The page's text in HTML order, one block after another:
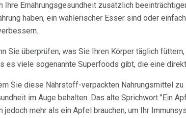
Ihre Ernährungsgesundheit zusätzlich
haben, ein wählerischer Esser sind oder
Sie überprüfen, was Sie Ihren Körper täglich
es viele sogenannte Superfoods gibt, die eine
Sie diese Nährstoff-verpackten Nahrungsmittel
im Auge behalten. Das alte Sprichwort "Ein
jedoch mehr als ein Apfel brauchen, um Ihr